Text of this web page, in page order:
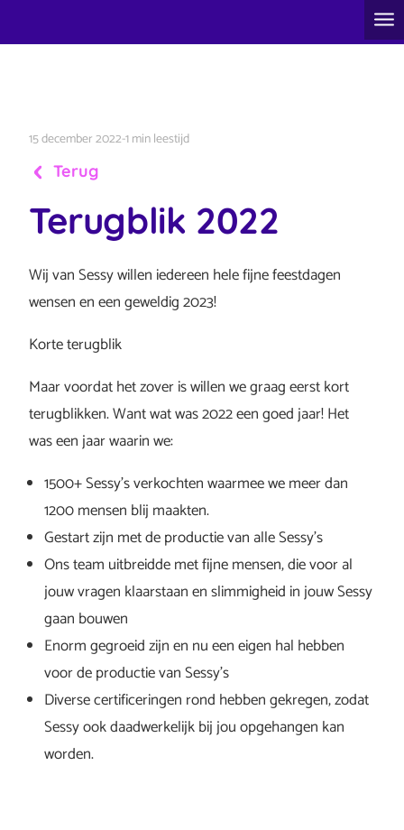
15 december 2022-1 min leestijd
Terug
Terugblik 2022
Wij van Sessy willen iedereen hele fijne feestdagen
wensen en een geweldig 2023!
Korte terugblik
Maar voordat het zover is willen we graag eerst kort
terugblikken. Want wat was 2022 een goed jaar! Het
was een jaar waarin we:
1500+ Sessy’s verkochten waarmee we meer dan
1200 mensen blij maakten.
Gestart zijn met de productie van alle Sessy’s
Ons team uitbreidde met fijne mensen, die voor al
jouw vragen klaarstaan en slimmigheid in jouw Sessy
gaan bouwen
Enorm gegroeid zijn en nu een eigen hal hebben
voor de productie van Sessy’s
Diverse certificeringen rond hebben gekregen, zodat
Sessy ook daadwerkelijk bij jou opgehangen kan
worden.